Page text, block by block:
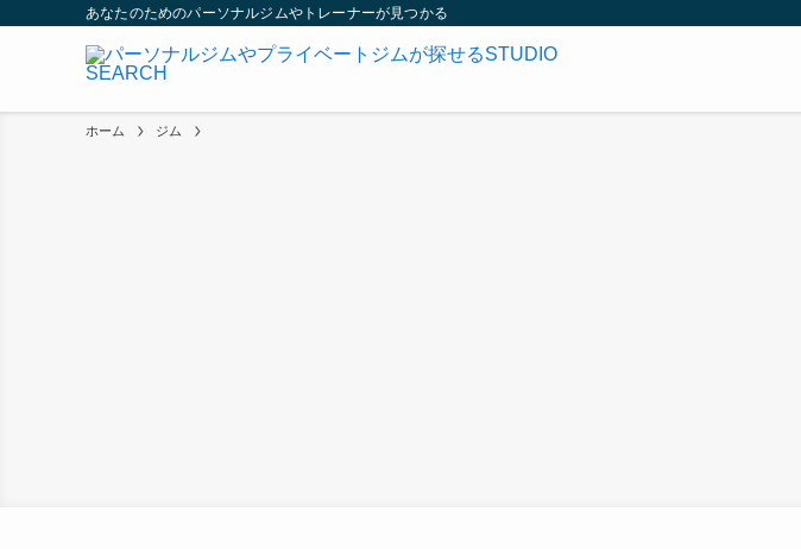
あなたのためのパーソナルジムやトレーナーが見つかる
ホーム ジム